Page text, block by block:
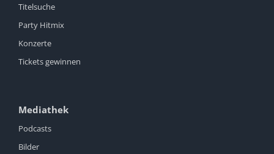
Titelsuche
Party Hitmix
Konzerte
Tickets gewinnen
Mediathek
Podcasts
Bilder